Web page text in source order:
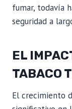
fumar, todavía
seguridad a
EL
TABACO
El crecimiento